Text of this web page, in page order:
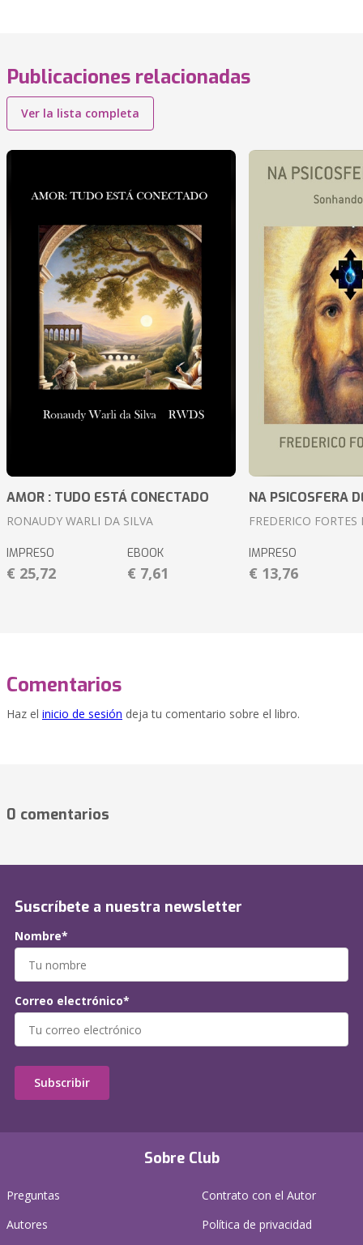
Publicaciones relacionadas
Ver la lista completa
AMOR : TUDO ESTÁ CONECTADO
RONAUDY WARLI DA SILVA
IMPRESO
€ 25,72
EBOOK
€ 7,61
NA PSICOSFERA
FREDERICO FORTES
IMPRESO
€ 13,76
Comentarios
Haz el inicio de sesión deja tu comentario sobre el libro.
0 comentarios
Sobre Club
Preguntas
Autores
Contrato con el Autor
Política de privacidad
Suscríbete a nuestra newsletter
Nombre*
Correo electrónico*
Subscribir